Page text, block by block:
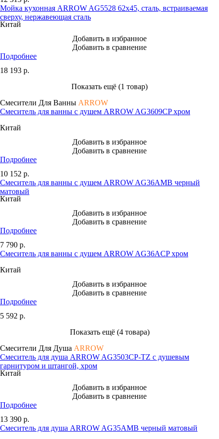
Мойка кухонная ARROW AG5528 62x45, сталь, встраиваемая
сверху, нержавеющая сталь
Китай
Добавить в избранное
Добавить в сравнение
Подробнее
18 193 р.
Показать ещё (1 товар)
Смесители Для Ванны ARROW
Смеситель для ванны с душем ARROW AG3609CP хром
Китай
Добавить в избранное
Добавить в сравнение
Подробнее
10 152 р.
Смеситель для ванны с душем ARROW AG36AMB черный
матовый
Китай
Добавить в избранное
Добавить в сравнение
Подробнее
7 790 р.
Смеситель для ванны с душем ARROW AG36ACP хром
Китай
Добавить в избранное
Добавить в сравнение
Подробнее
5 592 р.
Показать ещё (4 товара)
Смесители Для Душа ARROW
Смеситель для душа ARROW AG3503CP-TZ с душевым
гарнитуром и штангой, хром
Китай
Добавить в избранное
Добавить в сравнение
Подробнее
13 390 р.
Смеситель для душа ARROW AG35AMB черный матовый